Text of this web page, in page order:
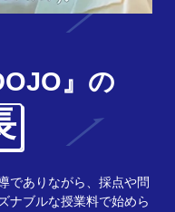
』の
でありながら、採点や問
ナブルな授業料で始めら